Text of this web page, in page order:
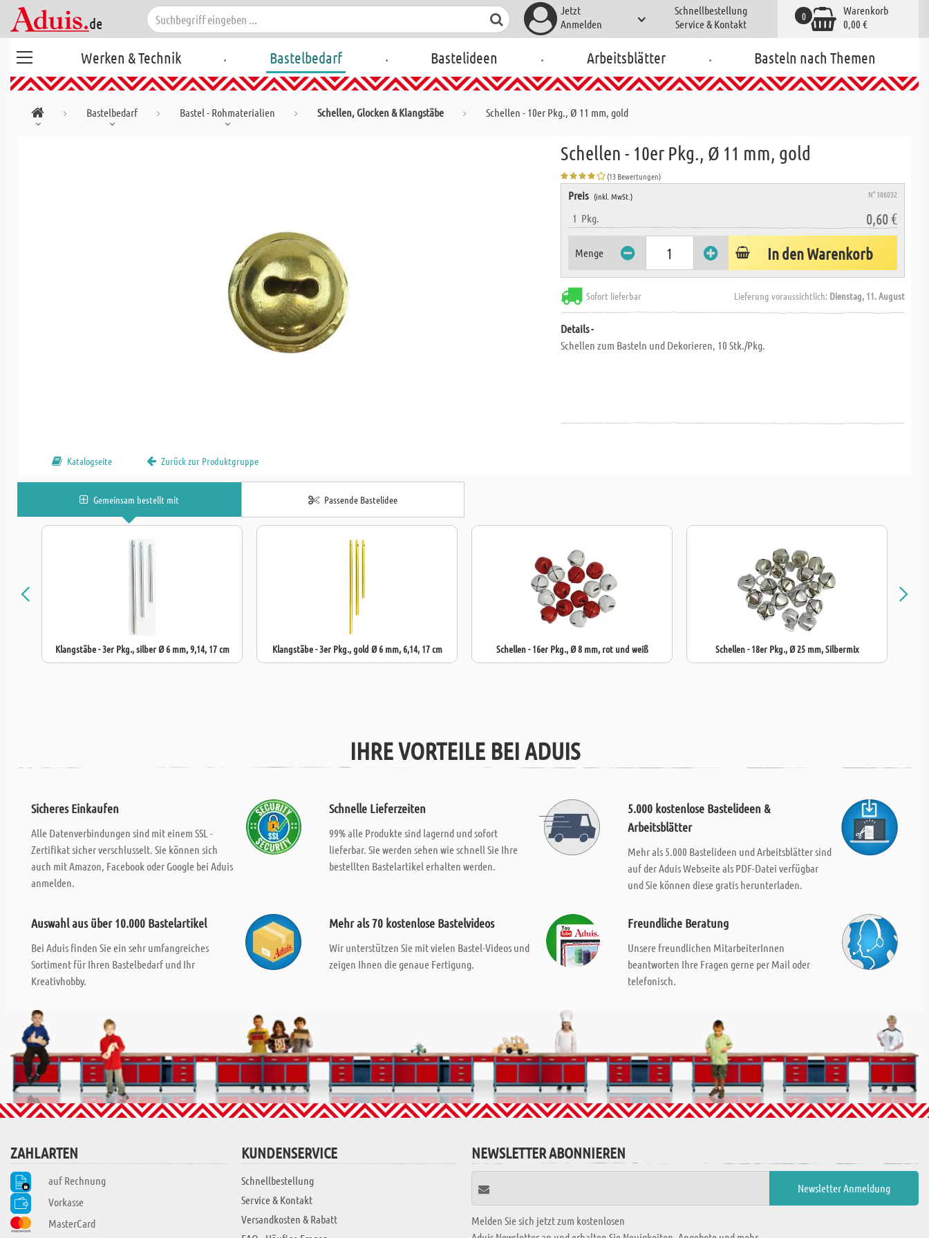
Jetzt
Anmelden
Schnellbestellung
Service & Kontakt
Warenkorb
0,00 €
0
Werken & Technik . Bastelbedarf . Bastelideen . Arbeitsblätter . Basteln nach Themen
Bastelbedarf Bastel - Rohmaterialien Schellen, Glocken & Klangstäbe Schellen - 10er Pkg., Ø 11 mm, gold
Schellen - 10er Pkg., Ø 11 mm, gold
(13 Bewertungen)
Preis (inkl. MwSt.) N° 306032
1 Pkg. 0,60 €
Menge In den Warenkorb
Sofort lieferbar Lieferung voraussichtlich: Dienstag, 11. August
Details -
Schellen zum Basteln und Dekorieren, 10 Stk./Pkg.
Katalogseite Zurück zur Produktgruppe
Gemeinsam bestellt mit Passende Bastelidee
Klangstäbe - 3er Pkg., silber Ø 6 mm, 9,14, 17 cm Klangstäbe - 3er Pkg., gold Ø 6 mm, 6,14, 17 cm Schellen - 16er Pkg., Ø 8 mm, rot und weiß Schellen - 18er Pkg., Ø 25 mm, Silbermix
IHRE VORTEILE BEI ADUIS
Sicheres Einkaufen
Alle Datenverbindungen sind mit einem SSL -
Zertifikat sicher verschlusselt. Sie können sich
auch mit Amazon, Facebook oder Google bei Aduis
anmelden.
Schnelle Lieferzeiten
99% alle Produkte sind lagernd und sofort
lieferbar. Sie werden sehen wie schnell Sie Ihre
bestellten Bastelartikel erhalten werden.
5.000 kostenlose Bastelideen &
Arbeitsblätter
Mehr als 5.000 Bastelideen und Arbeitsblätter sind
auf der Aduis Webseite als PDF-Datei verfügbar
und Sie können diese gratis herunterladen.
Auswahl aus über 10.000 Bastelartikel
Bei Aduis finden Sie ein sehr umfangreiches
Sortiment für Ihren Bastelbedarf und Ihr
Kreativhobby.
Mehr als 70 kostenlose Bastelvideos
Wir unterstützen Sie mit vielen Bastel-Videos und
zeigen Ihnen die genaue Fertigung.
Freundliche Beratung
Unsere freundlichen MitarbeiterInnen
beantworten Ihre Fragen gerne per Mail oder
telefonisch.
ZAHLARTEN
auf Rechnung
Vorkasse
MasterCard
KUNDENSERVICE
Schnellbestellung
Service & Kontakt
Versandkosten & Rabatt
NEWSLETTER ABONNIEREN
Melden Sie sich jetzt zum kostenlosen